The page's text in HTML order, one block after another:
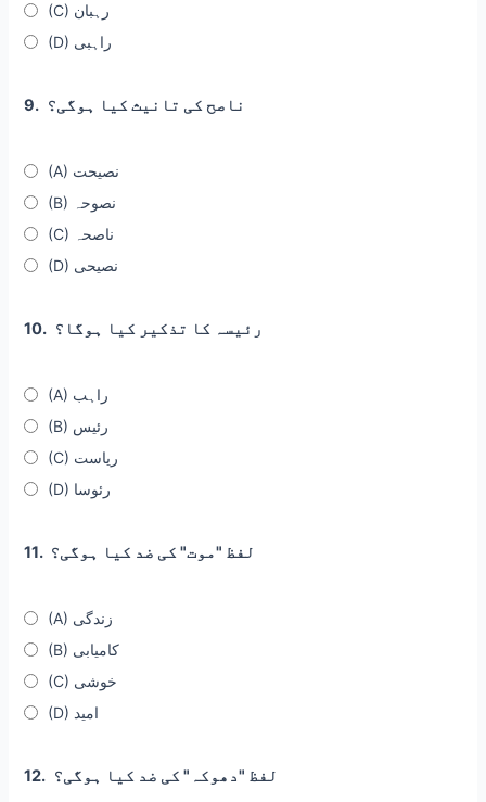
(C) رہبان
(D) راہبی
9. ناصح کی تانیث کیا ہوگی؟
(A) نصیحت
(B) نصوحہ
(C) ناصحہ
(D) نصیحی
10. رئیسہ کا تذکیر کیا ہوگا؟
(A) راہب
(B) رئیس
(C) ریاست
(D) رئوسا
11. لفظ "موت" کی ضد کیا ہوگی؟
(A) زندگی
(B) کامیابی
(C) خوشی
(D) امید
12. لفظ "دھوکہ" کی ضد کیا ہوگی؟